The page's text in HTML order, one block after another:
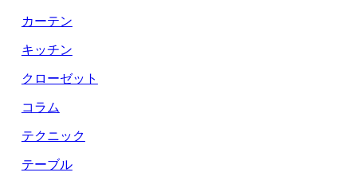
カーテン
キッチン
クローゼット
コラム
テクニック
テーブル